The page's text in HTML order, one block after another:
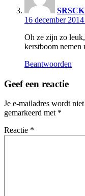
SRSCK
16 december
Oh ze zijn zo
kerstboom nemen
Beantwoorden
Geef een reactie
Je e-mailadres wordt
gemarkeerd met *
Reactie *